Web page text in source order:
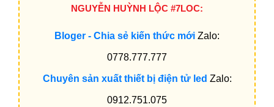
NGUYỄN HUỲNH LỘC #7LOC:
Bloger - Chia sẻ kiến thức mới Zalo:
0778.777.777
Chuyên sản xuất thiết bị điện tử led Zalo:
0912.751.075